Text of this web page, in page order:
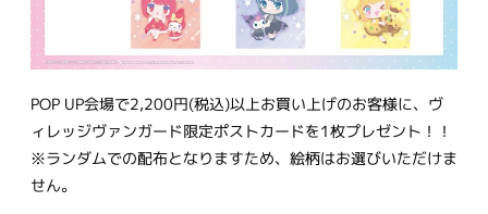
POP UP会場で2,200円(税込)以上お買い上げのお客様に、ヴ
ィレッジヴァンガード限定ポストカードを1枚プレゼント！！
※ランダムでの配布となりますため、絵柄はお選びいただけま
せん。